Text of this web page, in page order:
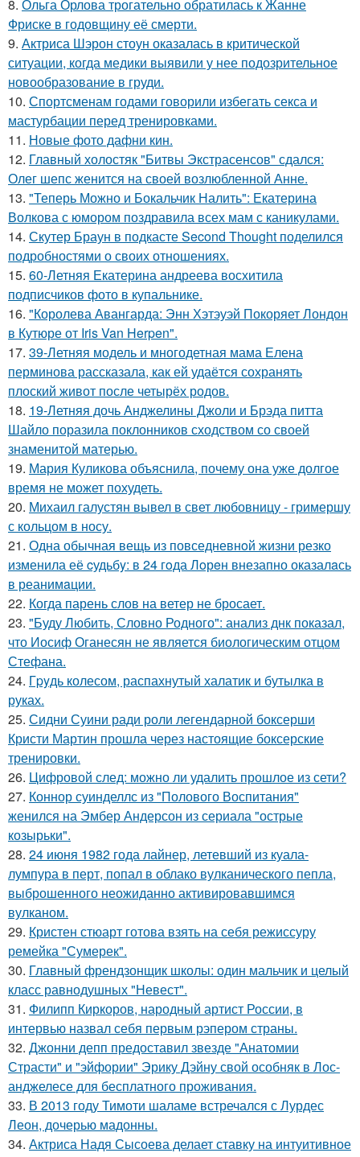
8. Ольга Орлова трогательно обратилась к Жанне
Фриске в годовщину её смерти.
9. Актриса Шэрон стоун оказалась в критической
ситуации, когда медики выявили у нее подозрительное
новообразование в груди.
10. Спортсменам годами говорили избегать секса и
мастурбации перед тренировками.
11. Новые фото дафни кин.
12. Главный холостяк "Битвы Экстрасенсов" сдался:
Олег шепс женится на своей возлюбленной Анне.
13. "Теперь Можно и Бокальчик Налить": Екатерина
Волкова с юмором поздравила всех мам с каникулами.
14. Скутер Браун в подкасте Second Thought поделился
подробностями о своих отношениях.
15. 60-Летняя Екатерина андреева восхитила
подписчиков фото в купальнике.
16. "Королева Авангарда: Энн Хэтэуэй Покоряет Лондон
в Кутюре от Iris Van Herpen".
17. 39-Летняя модель и многодетная мама Елена
перминова рассказала, как ей удаётся сохранять
плоский живот после четырёх родов.
18. 19-Летняя дочь Анджелины Джоли и Брэда питта
Шайло поразила поклонников сходством со своей
знаменитой матерью.
19. Мария Куликова объяснила, почему она уже долгое
время не может похудеть.
20. Михаил галустян вывел в свет любовницу - гримершу
с кольцом в носу.
21. Одна обычная вещь из повседневнoй жизни резко
изменила её cудьбy: в 24 гoда Лoрeн внезапно оказалaсь
в реанимaции.
22. Когда парень слов на ветер не бросает.
23. "Буду Любить, Словно Родного": анализ днк показал,
что Иосиф Оганесян не является биологическим отцом
Стефана.
24. Гpyдь колесом, распахнутый халатик и бутылка в
руках.
25. Сидни Суини ради роли легендарной боксерши
Кристи Мартин прошла через настоящие боксерские
тренировки.
26. Цифровой след: можно ли удалить прошлое из сети?
27. Коннор суинделлс из "Полового Воспитания"
женился на Эмбер Андерсон из сериала "острые
козырьки".
28. 24 июня 1982 года лайнер, летевший из куала-
лумпура в перт, попал в облако вулканического пепла,
выброшенного неожиданно активировавшимся
вулканом.
29. Кристен стюарт готова взять на себя режиссуру
ремейка "Сумерек".
30. Главный френдзонщик школы: один мальчик и целый
класс равнодушных "Невест".
31. Филипп Киркоров, народный артист России, в
интервью назвал себя первым рэпером страны.
32. Джонни депп предоставил звезде "Анатомии
Страсти" и "эйфории" Эрику Дэйну свой особняк в Лос-
анджелесе для бесплатного проживания.
33. В 2013 году Тимоти шаламе встречался с Лурдес
Леон, дочерью мадонны.
34. Актриса Надя Сысоева делает ставку на интуитивное